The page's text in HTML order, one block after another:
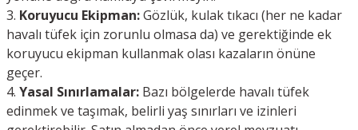
Koruyucu Ekipman:Gözlük, kulak tıkacı (her ne kadar
havalı tüfek için zorunlu olmasa da) ve gerektiğinde ek
koruyucu ekipman kullanmak olası kazaların önüne
geçer.
Yasal Sınırlamalar: Bazı bölgelerde havalı tüfek
edinmek ve taşımak, belirli yaş sınırları ve izinleri